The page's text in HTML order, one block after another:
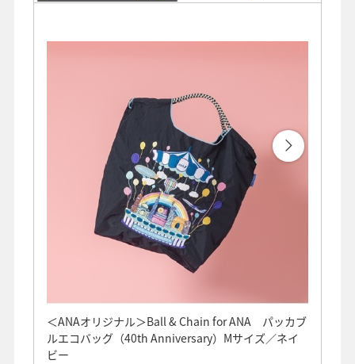
＜ANAオリジナル＞Ball & Chain for ANA パッカブ
ルエコバッグ（40th Anniversary）Mサイズ／ネイ
ビー